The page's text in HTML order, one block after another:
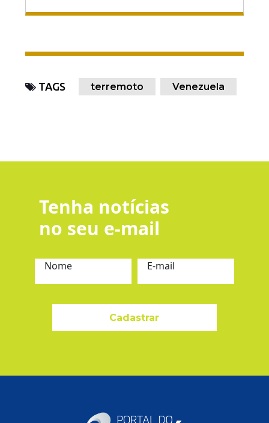
TAGS terremoto Venezuela
Tenha notícias
no seu e-mail
Nome E-mail
Cadastrar